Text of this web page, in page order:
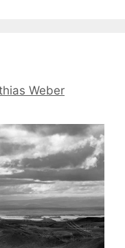
Weber